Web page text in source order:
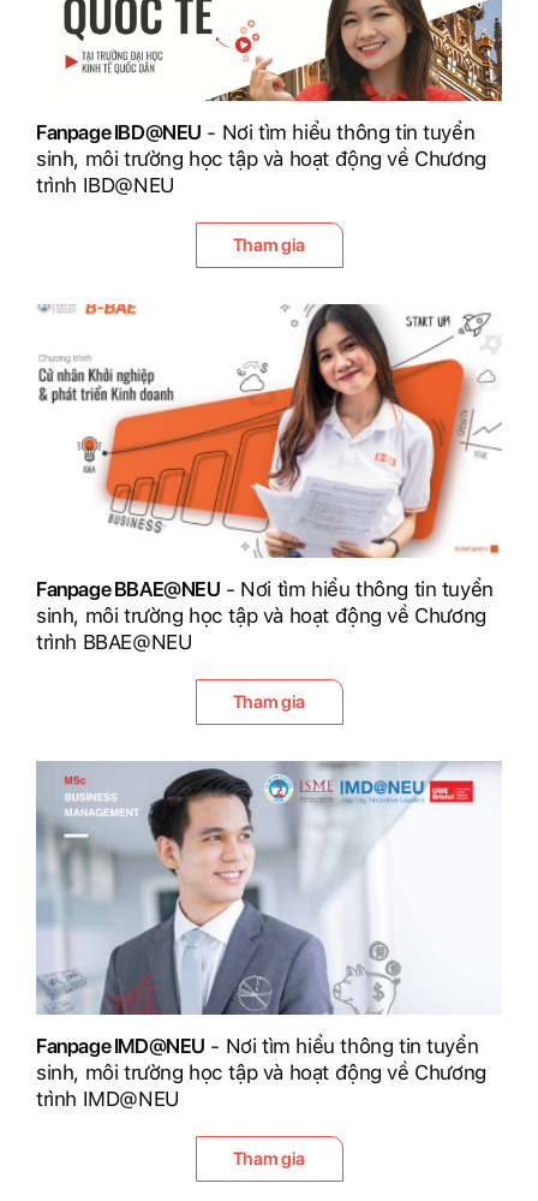
Fanpage IBD@NEU - Nơi tìm hiểu thông tin tuyển
sinh, môi trường học tập và hoạt động về Chương
trình IBD@NEU
Tham gia
Fanpage BBAE@NEU - Nơi tìm hiểu thông tin tuyển
sinh, môi trường học tập và hoạt động về Chương
trình BBAE@NEU
Tham gia
Fanpage IMD@NEU - Nơi tìm hiểu thông tin tuyển
sinh, môi trường học tập và hoạt động về Chương
trình IMD@NEU
Tham gia